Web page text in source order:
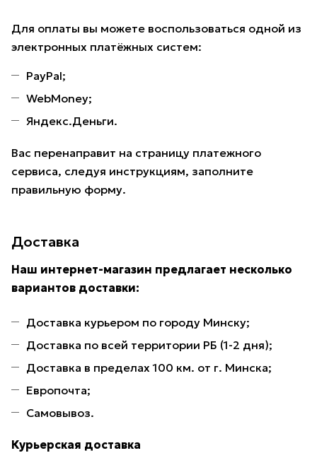
Для оплаты вы можете воспользоваться одной из
электронных платёжных систем:
PayPal;
WebMoney;
Яндекс.Деньги.
Вас перенаправит на страницу платежного
сервиса, следуя инструкциям, заполните
правильную форму.
Доставка
Наш интернет-магазин предлагает несколько
вариантов доставки:
Доставка курьером по городу Минску;
Доставка по всей территории РБ (1-2 дня);
Доставка в пределах 100 км. от г. Минска;
Европочта;
Самовывоз.
Курьерская доставка